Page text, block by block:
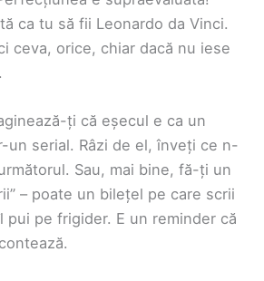
ca tu să fii Leonardo da Vinci.
ceva, orice, chiar dacă nu iese
ți că eșecul e ca un
un serial. Râzi de el, înveți ce n-
Sau, mai bine, fă-ți un
– poate un bilețel pe care scrii
pui pe frigider. E un reminder că